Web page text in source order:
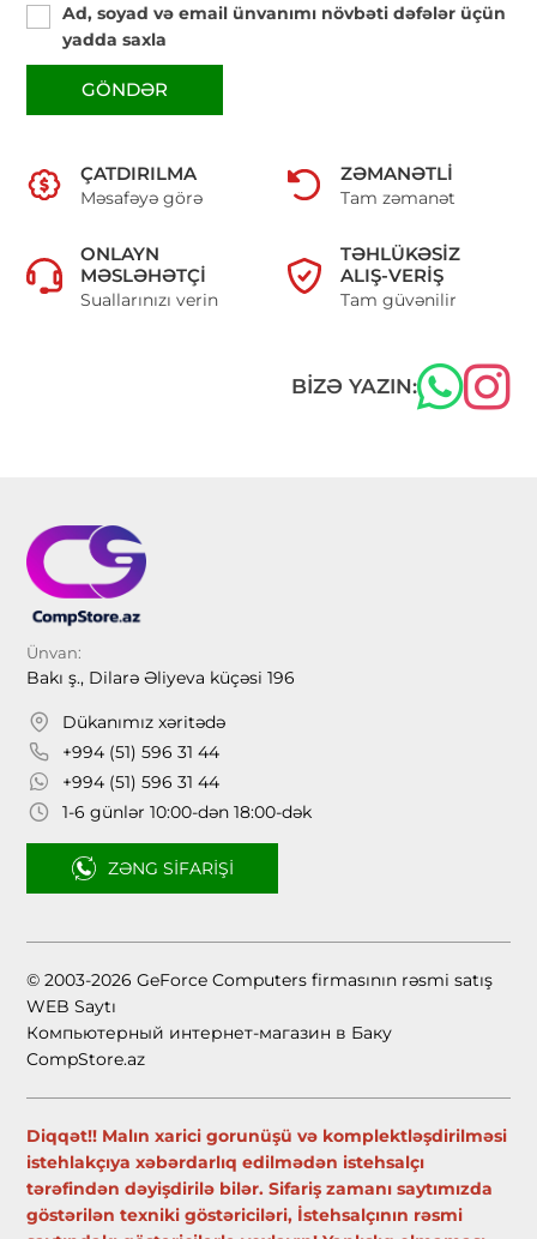
Ad, soyad və email ünvanımı növbəti dəfələr üçün
yadda saxla
GÖNDƏR
ÇATDIRILMA
Məsafəyə görə
ZƏMANƏTLI
Tam zəmanət
ONLAYN
MƏSLƏHƏTÇI
Suallarınızı verin
TƏHLÜKƏSIZ
ALIŞ-VERIŞ
Tam güvənilir
BIZƏ YAZIN:
Ünvan:
Bakı ş., Dilarə Əliyeva küçəsi 196
Dükanımız xəritədə
+994 (51) 596 31 44
+994 (51) 596 31 44
1-6 günlər 10:00-dən 18:00-dək
ZƏNG SIFARIŞI
© 2003-2026 GeForce Computers firmasının rəsmi satış
WEB Saytı
Компьютерный интернет-магазин в Баку
CompStore.az
Diqqət!! Malın xarici gorunüşü və komplektləşdirilməsi
istehlakçıya xəbərdarlıq edilmədən istehsalçı
tərəfindən dəyişdirilə bilər. Sifariş zamanı saytımızda
göstərilən texniki göstəriciləri, İstehsalçının rəsmi